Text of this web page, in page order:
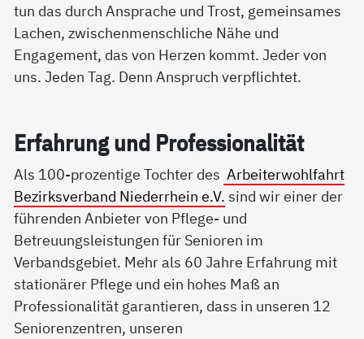
tun das durch Ansprache und Trost, gemeinsames
Lachen, zwischenmenschliche Nähe und
Engagement, das von Herzen kommt. Jeder von
uns. Jeden Tag. Denn Anspruch verpflichtet.
Er­fah­rung und Pro­fes­sio­na­li­tät
Als 100-prozentige Tochter des Arbeiterwohlfahrt
Bezirksverband Niederrhein e.V. sind wir einer der
führenden Anbieter von Pflege- und
Betreuungsleistungen für Senioren im
Verbandsgebiet. Mehr als 60 Jahre Erfahrung mit
stationärer Pflege und ein hohes Maß an
Professionalität garantieren, dass in unseren 12
Seniorenzentren, unseren